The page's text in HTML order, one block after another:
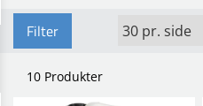
BLOG
Filter
10 Produkter